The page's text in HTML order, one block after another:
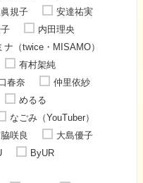
規子
安達祐実
内田理央
ナ（twice・MISAMO）
有村架純
春奈
仲里依紗
めるる
なごみ（YouTuber）
咲良
大島優子
ByUR